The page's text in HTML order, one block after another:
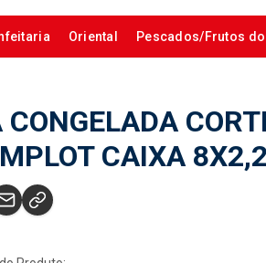
Oriental Pescados/Frutos
CONGELADA
CAIXA